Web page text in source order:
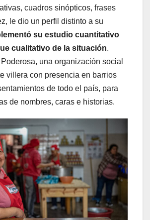
cuadros sinópticos, frases
le dio un perfil distinto a su
su estudio cuantitativo
cualitativo de la situación.
una organización social
villera con presencia en barrios
de todo el país, para
de nombres, caras e historias.